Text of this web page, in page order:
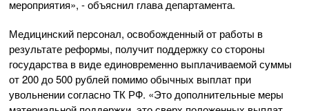
мероприятия», - объяснил глава департамента.
Медицинский персонал, освобожденный от работы в
результате реформы, получит поддержку со стороны
государства в виде единовременно выплачиваемой суммы
от 200 до 500 рублей помимо обычных выплат при
увольнении согласно ТК РФ. «Это дополнительные меры